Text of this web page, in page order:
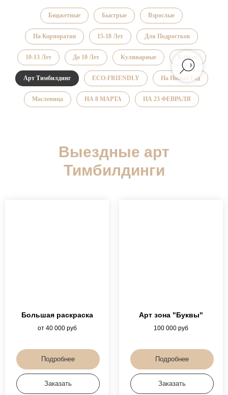
Бюджетные Быстрые Взрослые
На Корпоратив 15-18 Лет Для Подростков
10-13 Лет До 10 Лет Кулинарные В Офис
Арт Тимбилдинг ECO-FRIENDLY На Новый Год
Масленица НА 8 МАРТА НА 23 ФЕВРАЛЯ
Выездные арт
Тимбилдинги
Большая раскраска
от 40 000 руб
Подробнее
Заказать
Арт зона "Буквы"
100 000 руб
Подробнее
Заказать